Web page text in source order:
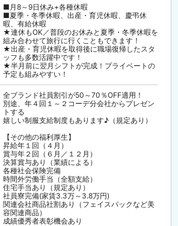
■月8～9日休み+各種休暇
■夏季・冬季休暇、出産・育児休暇、慶弔休
暇、有給休暇
★連休もOK／普段のお休みと夏季・冬季休暇を
組み合わせて旅行に行くこともできます！
★出産・育児休暇を取得後に職場復帰したスタ
ッフも多数活躍中です！
★半月前に翌月シフトが完成！プライベートの
予定も組みやすい！
全ブランド社員割引が50～70％OFF適用！
別途、年４回１～２コーデ分会社からプレゼン
トする
嬉しい制服支給制度もあります♪（規定あり）
【その他の福利厚生】
昇給年１回（４月）
賞与年２回（６月／１２月）
決算賞与あり（業績による）
各種社会保険完備
時間外労働手当（全額支給）
住宅手当あり（規定あり）
社員寮完備(家賃3.3万～3.8万円)
関連会社商品社割あり（フェイスパックなど美
容関連商品）
成績優秀者表彰機会あり